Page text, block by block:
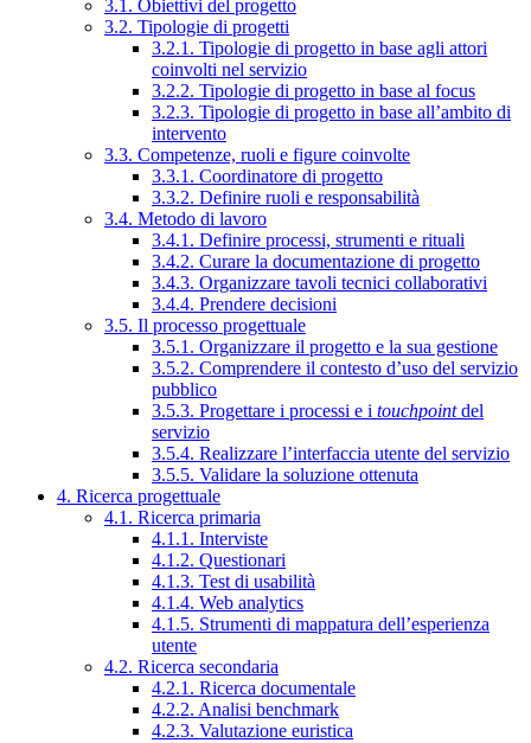
3.1. Obiettivi del progetto
3.2. Tipologie di progetti
3.2.1. Tipologie di progetto in base agli attori
coinvolti nel servizio
3.2.2. Tipologie di progetto in base al focus
3.2.3. Tipologie di progetto in base all’ambito di
intervento
3.3. Competenze, ruoli e figure coinvolte
3.3.1. Coordinatore di progetto
3.3.2. Definire ruoli e responsabilità
3.4. Metodo di lavoro
3.4.1. Definire processi, strumenti e rituali
3.4.2. Curare la documentazione di progetto
3.4.3. Organizzare tavoli tecnici collaborativi
3.4.4. Prendere decisioni
3.5. Il processo progettuale
3.5.1. Organizzare il progetto e la sua gestione
3.5.2. Comprendere il contesto d’uso del servizio
pubblico
3.5.3. Progettare i processi e i touchpointdel
servizio
3.5.4. Realizzare l’interfaccia utente del servizio
3.5.5. Validare la soluzione ottenuta
4. Ricerca progettuale
4.1. Ricerca primaria
4.1.1. Interviste
4.1.2. Questionari
4.1.3. Test di usabilità
4.1.4. Web analytics
4.1.5. Strumenti di mappatura dell’esperienza
utente
4.2. Ricerca secondaria
4.2.1. Ricerca documentale
4.2.2. Analisi benchmark
4.2.3. Valutazione euristica